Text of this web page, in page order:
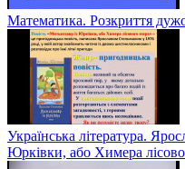
Математика. Розкриття
Українська література.
Юрківки, або Химера